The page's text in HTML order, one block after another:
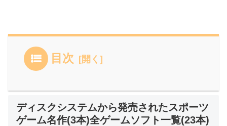
目次
ディスクシステムから発売されたスポーツ
ゲーム名作(3本)全ゲームソフト一覧(23本)